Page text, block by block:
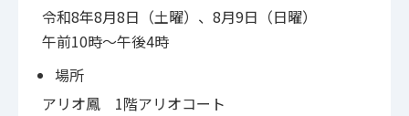
令和8年8月8日（土曜）、8月9日（日曜）
午前10時～午後4時
場所
アリオ鳳 1階アリオコート